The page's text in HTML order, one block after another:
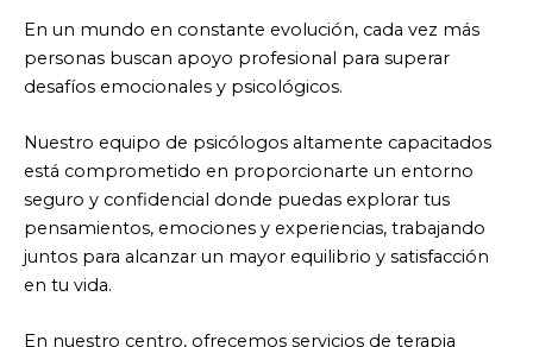
personas buscan apoyo profesional para superar
desafíos emocionales y psicológicos.
Nuestro equipo de psicólogos altamente capacitados
está comprometido en proporcionarte un entorno
seguro y confidencial donde puedas explorar tus
pensamientos, emociones y experiencias, trabajando
juntos para alcanzar un mayor equilibrio y satisfacción
en tu vida.
online, para beneficiarse de las ventajas de la